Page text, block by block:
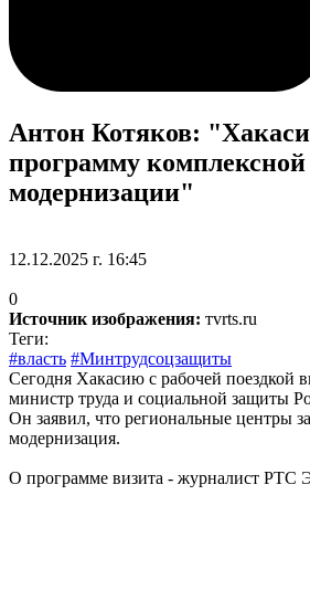
Антон Котяков:
программу комплексной
модернизации"
12.12.2025 г. 16:45
0
Источник изображения: тvrts.ru
Теги:
#власть #Минтрудсоцзащиты
Сегодня Хакасию с рабочей поездкой
министр труда и социальной защиты
Он заявил, что региональные центры
модернизация.
О программе визита - журналист РТС